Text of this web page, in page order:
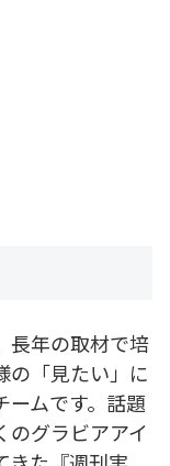
長年の取材で培
の「見たい」に
ームです。話題
のグラビアアイ